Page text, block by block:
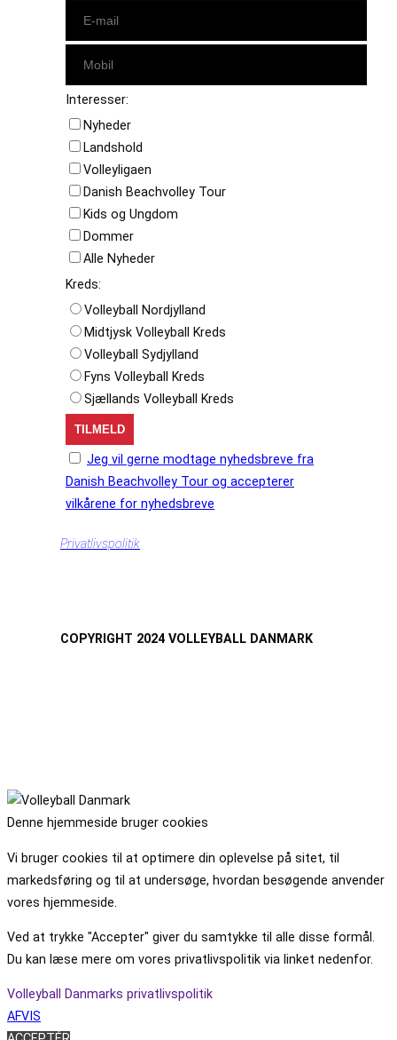
Interesser:
Nyheder
Landshold
Volleyligaen
Danish Beachvolley Tour
Kids og Ungdom
Dommer
Alle Nyheder
Kreds:
Volleyball Nordjylland
Midtjysk Volleyball Kreds
Volleyball Sydjylland
Fyns Volleyball Kreds
Sjællands Volleyball Kreds
Jeg vil gerne modtage nyhedsbreve fra
Danish Beachvolley Tour og accepterer
vilkårene for nyhedsbreve
Privatlivspolitik
COPYRIGHT 2024 VOLLEYBALL DANMARK
Denne hjemmeside bruger cookies
Vi bruger cookies til at optimere din oplevelse på sitet, til
markedsføring og til at undersøge, hvordan besøgende anvender
vores hjemmeside.
Ved at trykke "Accepter" giver du samtykke til alle disse formål.
Du kan læse mere om vores privatlivspolitik via linket nedenfor.
Volleyball Danmarks privatlivspolitik
AFVIS